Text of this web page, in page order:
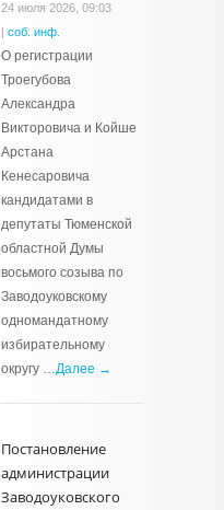
24 июля 2026, 09:03
| соб. инф.
О регистрации
Троегубова
Александра
Викторовича и Койше
Арстана
Кенесаровича
кандидатами в
депутаты Тюменской
областной Думы
восьмого созыва по
Заводоуковскому
одномандатному
избирательному
округу …Далее →
Постановление
администрации
Заводоуковского